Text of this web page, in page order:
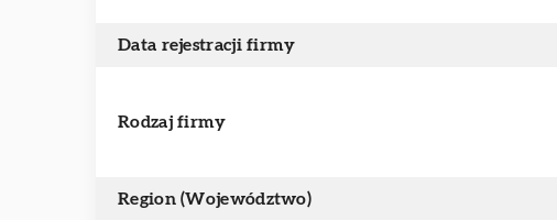
Data rejestracji firmy
Rodzaj firmy
Region (Województwo)